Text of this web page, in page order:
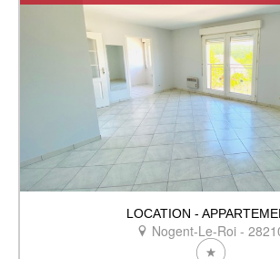
LOCATION -
Nogent-Le-Roi -